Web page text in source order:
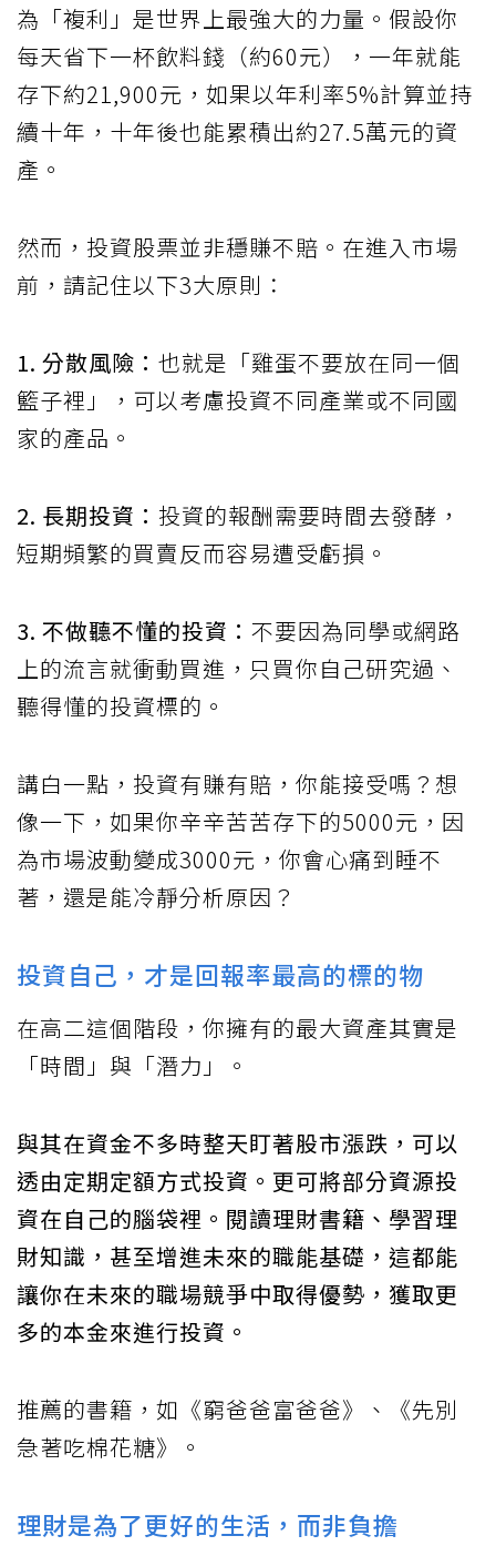
為「複利」是世界上最強大的力量。假設你
每天省下一杯飲料錢（約60元），一年就能
存下約21,900元，如果以年利率5%計算並持
續十年，十年後也能累積出約27.5萬元的資
產。
然而，投資股票並非穩賺不賠。在進入市場
前，請記住以下3大原則：
1. 分散風險： 也就是「雞蛋不要放在同一個
籃子裡」，可以考慮投資不同產業或不同國
家的產品。
2. 長期投資： 投資的報酬需要時間去發酵，
短期頻繁的買賣反而容易遭受虧損。
3. 不做聽不懂的投資： 不要因為同學或網路
上的流言就衝動買進，只買你自己研究過、
聽得懂的投資標的。
講白一點，投資有賺有賠，你能接受嗎？想
像一下，如果你辛辛苦苦存下的5000元，因
為市場波動變成3000元，你會心痛到睡不
著，還是能冷靜分析原因？
投資自己，才是回報率最高的標的物
在高二這個階段，你擁有的最大資產其實是
「時間」與「潛力」。
與其在資金不多時整天盯著股市漲跌，可以
透由定期定額方式投資。更可將部分資源投
資在自己的腦袋裡。閱讀理財書籍、學習理
財知識，甚至增進未來的職能基礎，這都能
讓你在未來的職場競爭中取得優勢，獲取更
多的本金來進行投資。
推薦的書籍，如《窮爸爸富爸爸》、《先別
急著吃棉花糖》。
理財是為了更好的生活，而非負擔